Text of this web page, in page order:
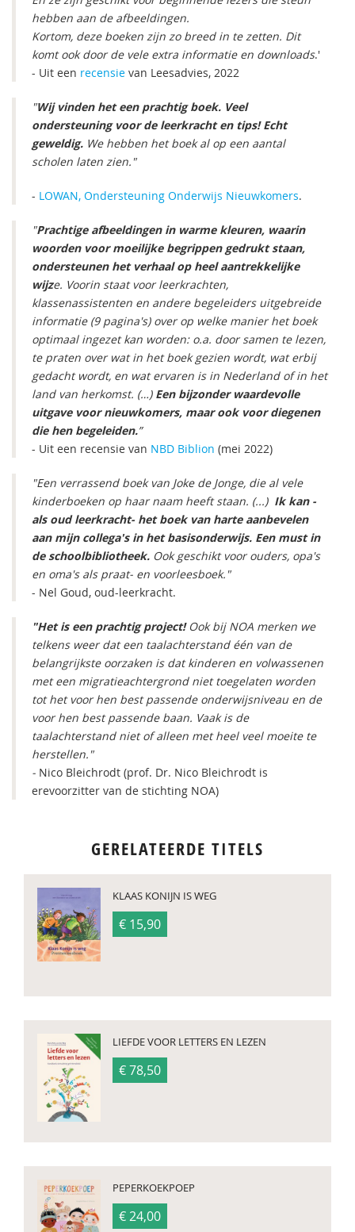
hebben aan de afbeeldingen.
Kortom, deze boeken zijn zo breed in te zetten. Dit
komt ook door de vele extra informatie en downloads.'
- Uit een recensie van Leesadvies, 2022
"Wij vinden het een prachtig boek. Veel
ondersteuning voor de leerkracht en tips! Echt
geweldig. We hebben het boek al op een aantal
scholen laten zien."
- LOWAN, Ondersteuning Onderwijs Nieuwkomers.
"Prachtige afbeeldingen in warme kleuren, waarin
woorden voor moeilijke begrippen gedrukt staan,
ondersteunen het verhaal op heel aantrekkelijke
wijze. Voorin staat voor leerkrachten,
klassenassistenten en andere begeleiders uitgebreide
informatie (9 pagina's) over op welke manier het boek
optimaal ingezet kan worden: o.a. door samen te lezen,
te praten over wat in het boek gezien wordt, wat erbij
gedacht wordt, en wat ervaren is in Nederland of in het
land van herkomst. (…) Een bijzonder waardevolle
uitgave voor nieuwkomers, maar ook voor diegenen
die hen begeleiden.”
- Uit een recensie van NBD Biblion (mei 2022)
"Een verrassend boek van Joke de Jonge, die al vele
kinderboeken op haar naam heeft staan. (...) Ik kan -
als oud leerkracht- het boek van harte aanbevelen
aan mijn collega's in het basisonderwijs. Een must in
de schoolbibliotheek. Ook geschikt voor ouders, opa's
en oma's als praat- en voorleesboek."
- Nel Goud, oud-leerkracht.
"Het is een prachtig project!Ook bij NOA merken we
telkens weer dat een taalachterstand één van de
belangrijkste oorzaken is dat kinderen en volwassenen
met een migratieachtergrond niet toegelaten worden
tot het voor hen best passende onderwijsniveau en de
voor hen best passende baan. Vaak is de
taalachterstand niet of alleen met heel veel moeite te
herstellen."
- Nico Bleichrodt (prof. Dr. Nico Bleichrodt is
erevoorzitter van de stichting NOA)
GERELATEERDE TITELS
KLAAS KONIJN IS WEG
€ 15,90
LIEFDE VOOR LETTERS EN LEZEN
€ 78,50
PEPERKOEKPOEP
€ 24,00